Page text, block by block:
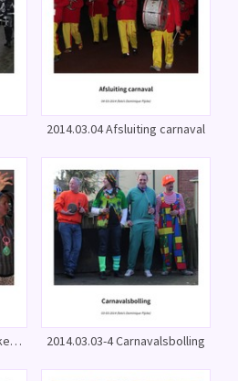
2014.03.04 Afsluiting carnaval
2014.03.03-5 Blaoskapellekesaovond 2014.03.03-4 Carnavalsbolling